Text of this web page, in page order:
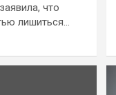
что
лишиться…